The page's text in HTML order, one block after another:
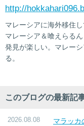
http://
マレーシアに海外移住
マレーシア＆喰えらる
発見が楽しい。マレー
る。
このブログの最新記
2026.08.08
マラッカ